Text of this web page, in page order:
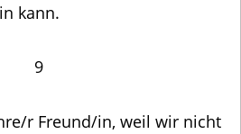
kann.
9
r Freund/in, weil wir nicht